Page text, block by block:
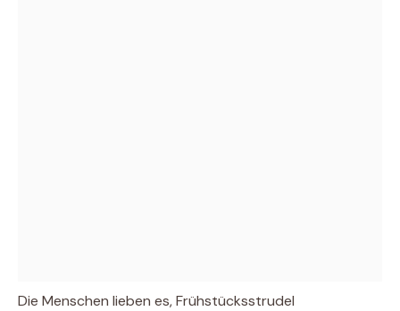
Die Menschen lieben es, Frühstücksstrudel